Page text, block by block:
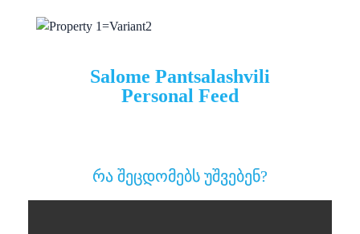
Salome Pantsalashvili
Personal Feed
რა შეცდომებს უშვებენ?